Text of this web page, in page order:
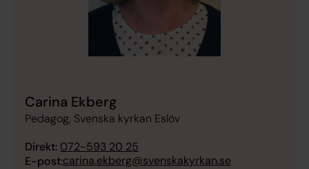
Carina Ekberg
Pedagog, Svenska kyrkan Eslöv
Direkt: 072-593 20 25
E-post:carina.ekberg@svenskakyrkan.se